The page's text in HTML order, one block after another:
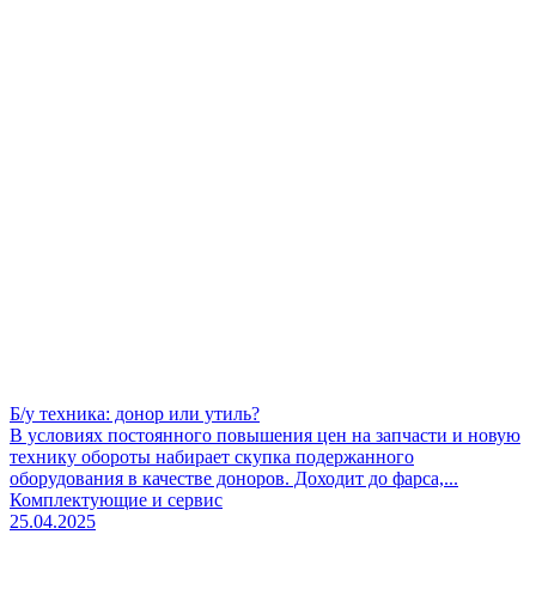
Б/у техника: донор или утиль?
В условиях постоянного повышения цен на запчасти и новую
технику обороты набирает скупка подержанного
оборудования в качестве доноров. Доходит до фарса,...
Комплектующие и сервис
25.04.2025